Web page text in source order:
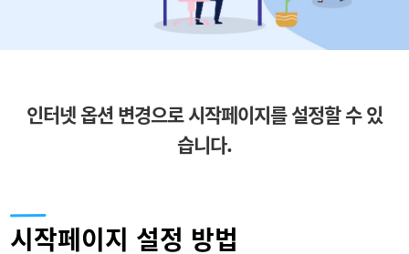
인터넷 옵션 변경으로 시작페이지를 설정할 수 있
습니다.
시작페이지 설정 방법